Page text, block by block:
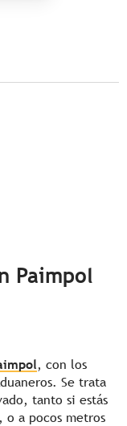
Paimpol
, con los
Se trata
tanto si estás
o a pocos metros